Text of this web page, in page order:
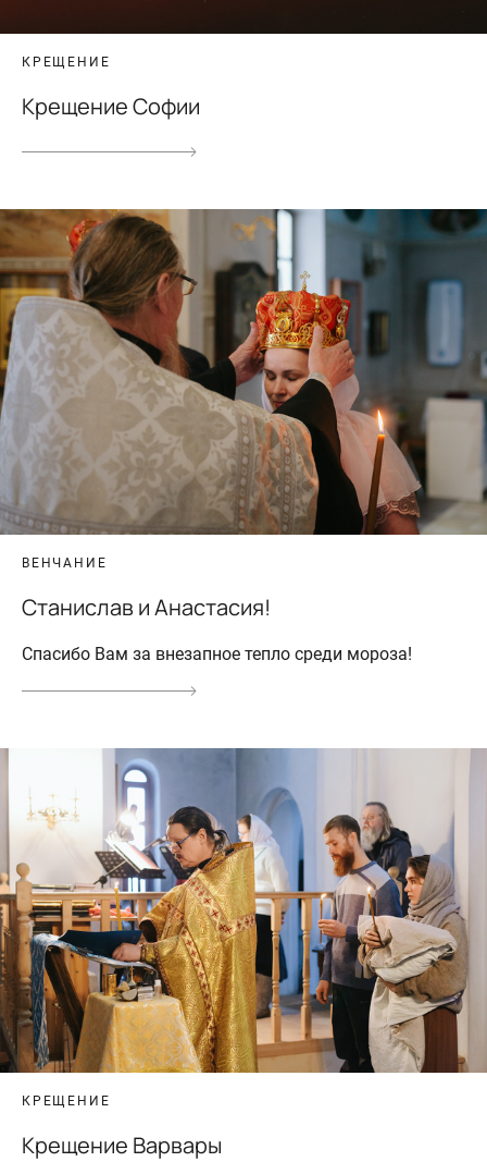
КРЕЩЕНИЕ
Крещение Софии
ВЕНЧАНИЕ
Станислав и Анастасия!
Спасибо Вам за внезапное тепло среди мороза!
КРЕЩЕНИЕ
Крещение Варвары